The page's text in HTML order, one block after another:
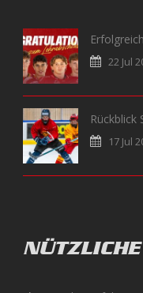
22 Jul
Rückblick
17 Jul